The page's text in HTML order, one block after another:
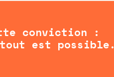
conviction :
tout est possible.